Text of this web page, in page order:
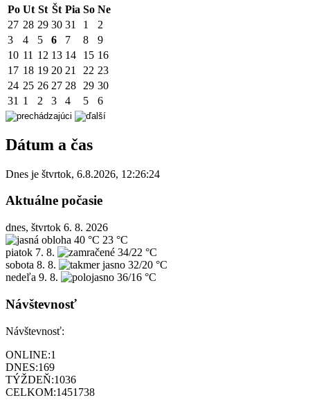
Po Ut St Št Pia So Ne
27 28 29 30 31 1
2
3
4 5 6 7 8
9
10 11 12 13 14 15 16
17 18 19 20 21 22 23
24 25 26 27 28 29 30
31 1 2 3 4 5 6
Dátum a čas
Dnes je štvrtok, 6.8.2026, 12:26:24
Aktuálne počasie
dnes, štvrtok 6. 8. 2026
40 °C 23 °C
piatok 7. 8.
34/22 °C
sobota 8. 8.
32/20 °C
nedeľa 9. 8. 36/16 °C
Návštevnosť
Návštevnosť:
ONLINE:1
DNES:169
TÝŽDEŇ:1036
CELKOM:1451738